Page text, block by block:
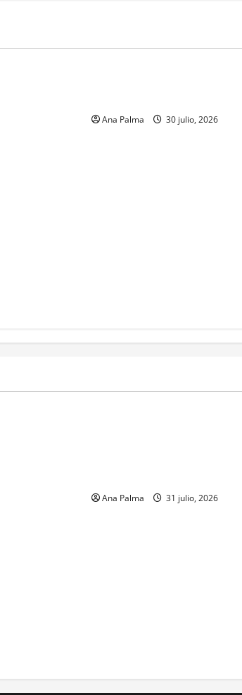
Ana Palma 30 julio, 2026
Ana Palma 31 julio, 2026